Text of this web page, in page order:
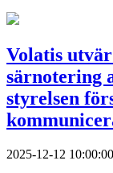
Volatis
särnotering
styrelsen
2025-12-12 10:00:00